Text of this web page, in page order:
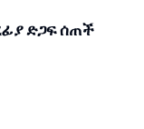
ድጋፍ ሰጠች